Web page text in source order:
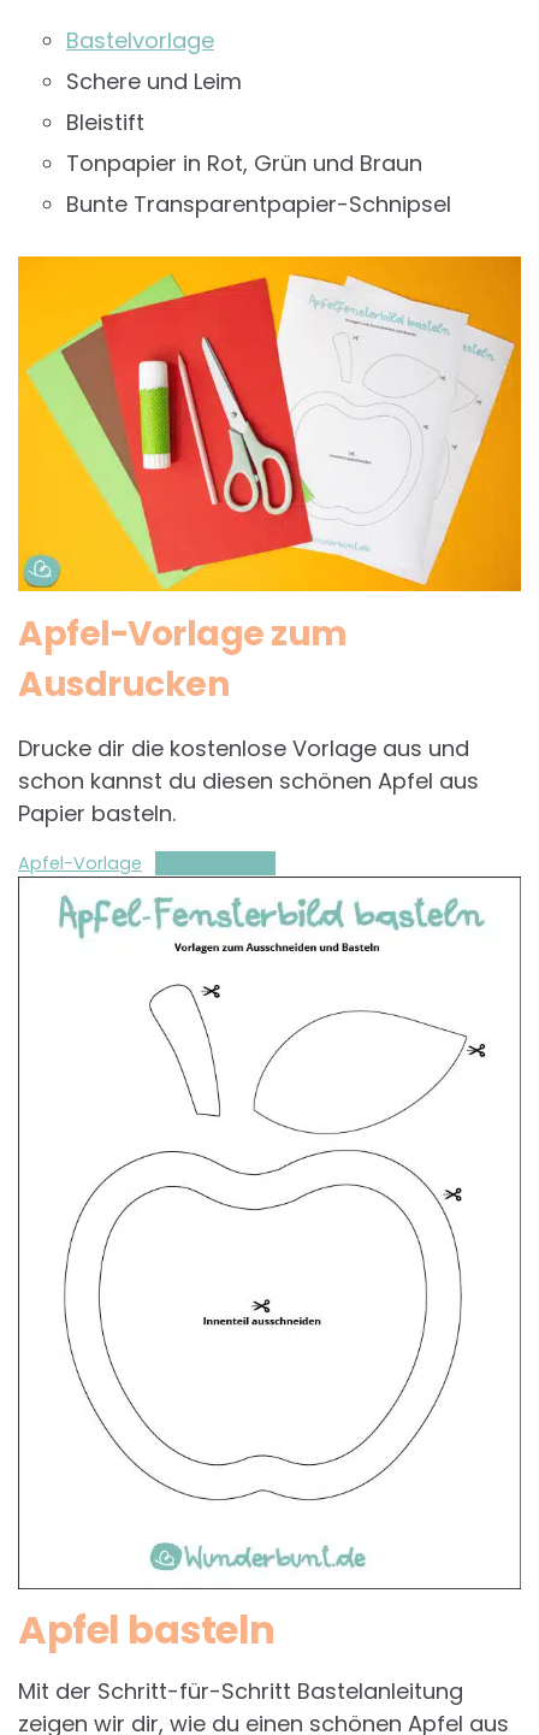
Bastelvorlage
Schere und Leim
Bleistift
Tonpapier in Rot, Grün und Braun
Bunte Transparentpapier-Schnipsel
Apfel-Vorlage zum
Ausdrucken
Drucke dir die kostenlose Vorlage aus und
schon kannst du diesen schönen Apfel aus
Papier basteln.
Apfel-Vorlage
Apfel basteln
Mit der Schritt-für-Schritt Bastelanleitung
zeigen wir dir, wie du einen schönen Apfel aus